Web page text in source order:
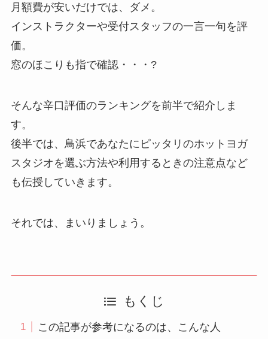
月額費が安いだけでは、ダメ。
インストラクターや受付スタッフの一言一句を評
価。
窓のほこりも指で確認・・・?
そんな辛口評価のランキングを前半で紹介しま
す。
後半では、鳥浜であなたにピッタリのホットヨガ
スタジオを選ぶ方法や利用するときの注意点など
も伝授していきます。
それでは、まいりましょう。
もくじ
この記事が参考になるのは、こんな人